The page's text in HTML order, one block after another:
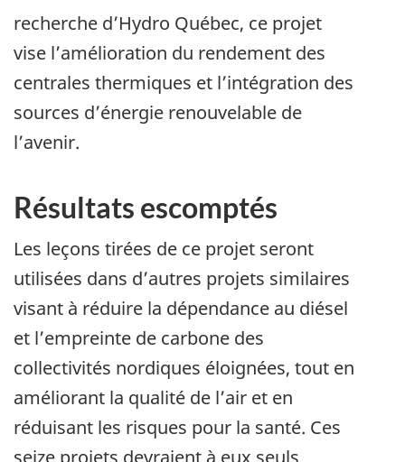
recherche d’Hydro Québec, ce projet
vise l’amélioration du rendement des
centrales thermiques et l’intégration des
sources d’énergie renouvelable de
l’avenir.
Résultats escomptés
Les leçons tirées de ce projet seront
utilisées dans d’autres projets similaires
visant à réduire la dépendance au diésel
et l’empreinte de carbone des
collectivités nordiques éloignées, tout en
améliorant la qualité de l’air et en
réduisant les risques pour la santé. Ces
seize projets devraient à eux seuls